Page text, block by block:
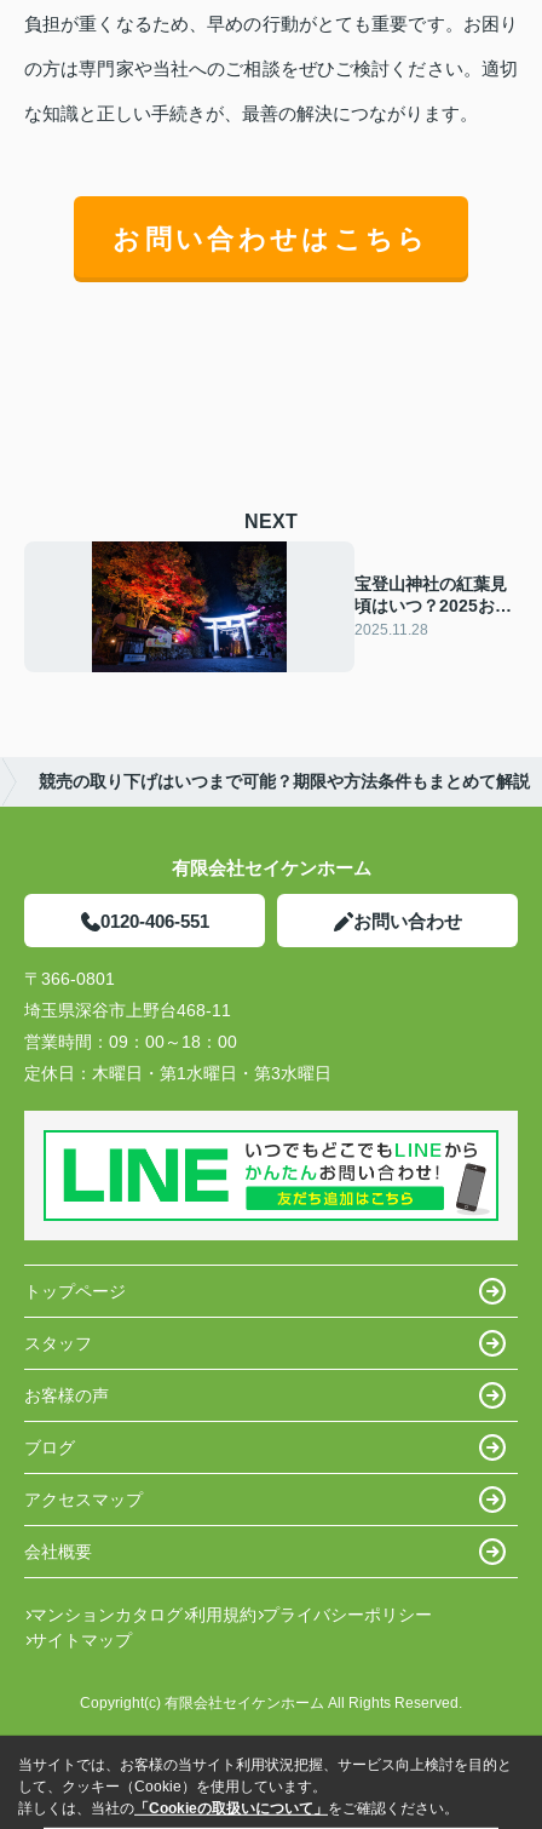
負担が重くなるため、早めの行動がとても重要です。お困り
の方は専門家や当社へのご相談をぜひご検討ください。適切
な知識と正しい手続きが、最善の解決につながります。
お問い合わせはこちら
NEXT
宝登山神社の紅葉見
頃はいつ？2025おす
すめ撮影スポットと
2025.11.28
競売の取り下げはいつまで可能？期限や方法条件もまとめて解説
有限会社セイケンホーム
0120-406-551 お問い合わせ
〒366-0801
埼玉県深谷市上野台468-11
営業時間： 09：00～18：00
定休日： 木曜日・第1水曜日・第3水曜日
トップページ
スタッフ
お客様の声
ブログ
アクセスマップ
会社概要
マンションカタログ 利用規約 プライバシーポリシー
サイトマップ
Copyright(c) 有限会社セイケンホーム All Rights Reserved.
当サイトでは、お客様の当サイト利用状況把握、サービス向上検討を目的と
して、クッキー（Cookie）を使用しています。
詳しくは、当社の 「Cookieの取扱いについて」 をご確認ください。